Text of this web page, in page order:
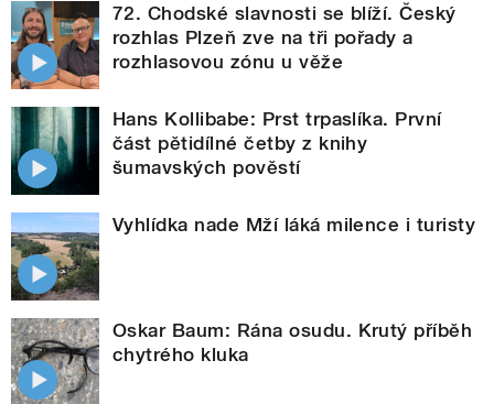
72. Chodské slavnosti se blíží. Český
rozhlas Plzeň zve na tři pořady a
rozhlasovou zónu u věže
Hans Kollibabe: Prst trpaslíka. První
část pětidílné četby z knihy
šumavských pověstí
Vyhlídka nade Mží láká milence i turisty
Oskar Baum: Rána osudu. Krutý příběh
chytrého kluka